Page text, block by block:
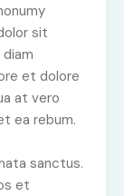
sit
et dolore
at vero
ea rebum.
sanctus.
et